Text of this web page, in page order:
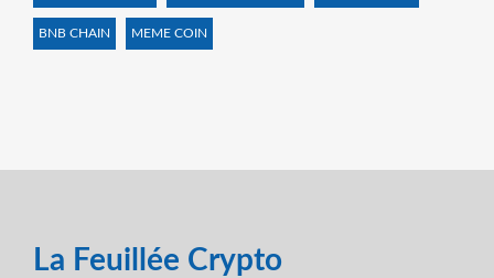
BNB CHAIN MEME COIN
La Feuillée Crypto